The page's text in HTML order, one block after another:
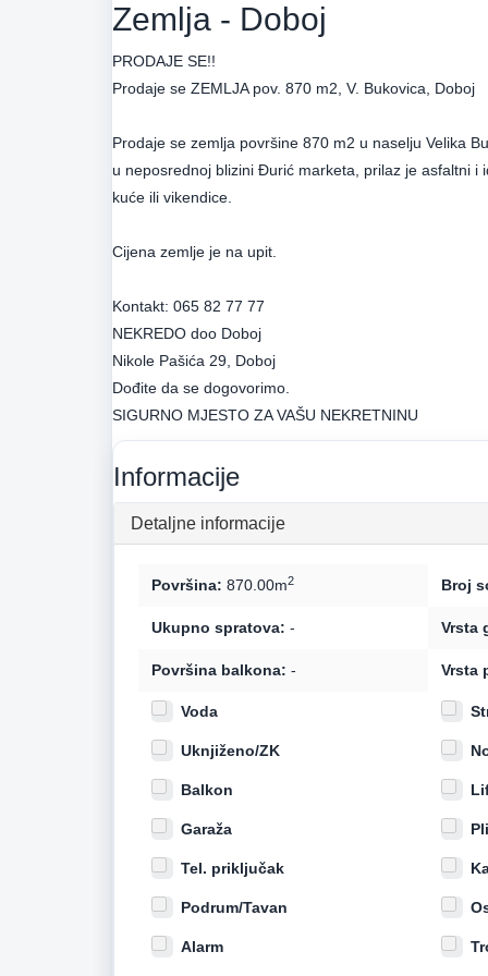
Zemlja - Doboj
PRODAJE SE!!
Prodaje se ZEMLJA pov. 870 m2, V. Bukovica, Doboj
Prodaje se zemlja površine 870 m2 u naselju Velika
u neposrednoj blizini Đurić marketa, prilaz je asfaltni i
kuće ili vikendice.
Cijena zemlje je na upit.
Kontakt: 065 82 77 77
NEKREDO doo Doboj
Nikole Pašića 29, Doboj
Dođite da se dogovorimo.
Informacije
Detaljne informacije
Površina: 870.00m2 Broj
Ukupno spratova: - Vrsta
Površina balkona: - Vrsta
Voda
Uknjiženo/ZK
Balkon
Garaža
Tel. priključak
Podrum/Tavan
Alarm